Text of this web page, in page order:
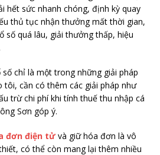
hết sức nhanh chóng, định kỳ quay
thủ tục nhận thưởng mất thời gian,
số quá lâu, giải thưởng thấp, hiệu
số chỉ là một trong những giải pháp
tôi, cần có thêm các giải pháp như
trừ chi phí khi tính thuế thu nhập cá
Sơn góp ý.
đơn điện tửvà giữ hóa đơn là vô
có thể còn mang lại thêm nhiều